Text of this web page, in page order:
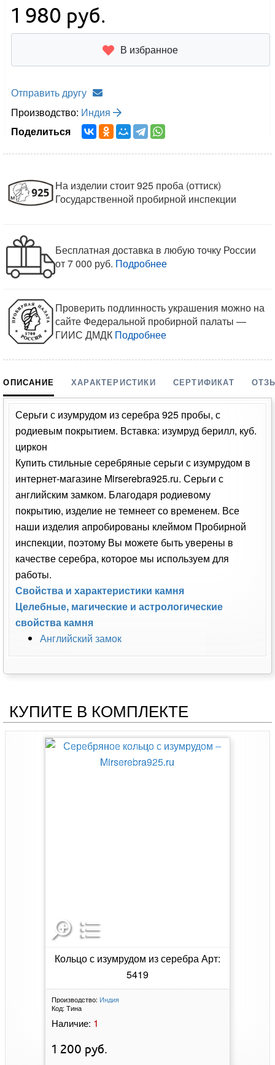
1 980 руб.
В избранное
Отправить другу
Производство: Индия
Поделиться
На изделии стоит 925 проба (оттиск)
Государственной пробирной инспекции
Бесплатная доставка в любую точку России
от 7 000 руб. Подробнее
Проверить подлинность украшения можно на
сайте Федеральной пробирной палаты —
ГИИС ДМДК Подробнее
ОПИСАНИЕ ХАРАКТЕРИСТИКИ СЕРТИФИКАТ
Серьги с изумрудом из серебра 925 пробы, с
родиевым покрытием. Вставка: изумруд берилл, куб.
циркон
Купить стильные серебряные серьги с изумрудом в
интернет-магазине Mirserebra925.ru. Серьги с
английским замком. Благодаря родиевому
покрытию, изделие не темнеет со временем. Все
наши изделия апробированы клеймом Пробирной
инспекции, поэтому Вы можете быть уверены в
качестве серебра, которое мы используем для
работы.
Свойства и характеристики камня
Целебные, магические и астрологические
свойства камня
Английский замок
КУПИТЕ В КОМПЛЕКТЕ
Кольцо с изумрудом из серебра Арт:
5419
Производство: Индия
Код: Тина
Наличие: 1
1 200 руб.